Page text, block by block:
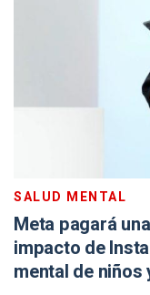
SALUD MENTAL
Meta pagará
impacto de
mental de